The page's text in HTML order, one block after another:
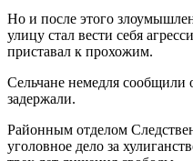
Но и после этого
улицу стал вести себя
приставал к прохожим.
Сельчане немедля
задержали.
Районным отделом
уголовное дело за